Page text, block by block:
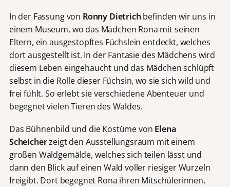
In der Fassung von Ronny Dietrichbefinden wir uns in
einem Museum, wo das Mädchen Rona mit seinen
Eltern, ein ausgestopftes Füchslein entdeckt, welches
dort ausgestellt ist. In der Fantasie des Mädchens wird
diesem Leben eingehaucht und das Mädchen schlüpft
selbst in die Rolle dieser Füchsin, wo sie sich wild und
frei fühlt. So erlebt sie verschiedene Abenteuer und
begegnet vielen Tieren des Waldes.
Das Bühnenbild und die Kostüme von Elena
Scheicherzeigt den Ausstellungsraum mit einem
großen Waldgemälde, welches sich teilen lässt und
dann den Blick auf einen Wald voller riesiger Wurzeln
freigibt. Dort begegnet Rona ihren Mitschülerinnen,